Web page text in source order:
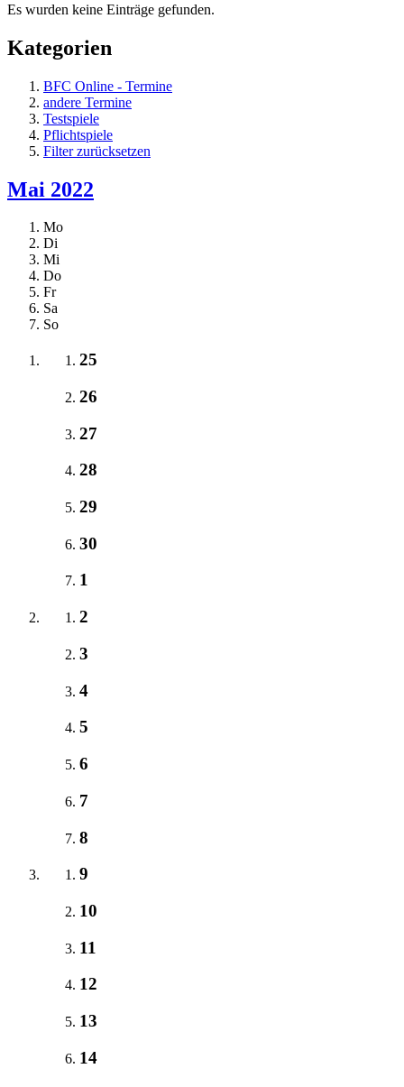
Es wurden keine Einträge gefunden.
Kategorien
BFC Online - Termine
andere Termine
Testspiele
Pflichtspiele
Filter zurücksetzen
Mai 2022
Mo
Di
Mi
Do
Fr
Sa
So
25
26
27
28
29
30
1
2
3
4
5
6
7
8
9
10
11
12
13
14